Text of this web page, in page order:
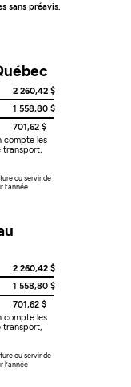
sans préavis.
2 260,42 $
1 558,80 $
701,62 $
compte les
transport,
ou servir de
l’année
2 260,42 $
1 558,80 $
701,62 $
compte les
transport,
ou servir de
l’année